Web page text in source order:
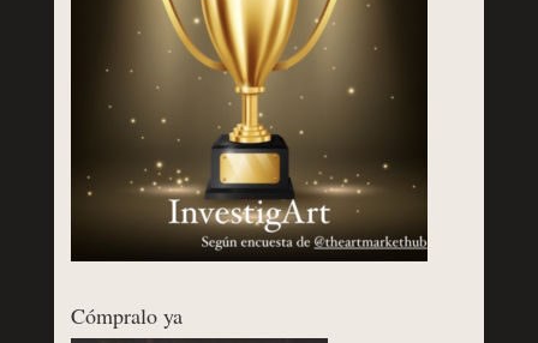
Cómpralo ya